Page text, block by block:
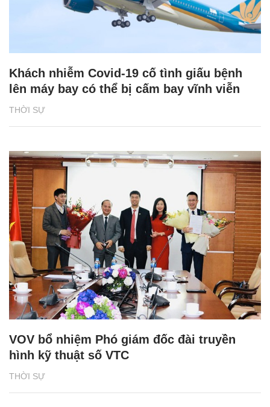
THỜI SỰ
Khách nhiễm Covid-19 cố tình giấu bệnh
lên máy bay có thể bị cấm bay vĩnh viễn
THỜI SỰ
VOV bổ nhiệm Phó giám đốc đài truyền
hình kỹ thuật số VTC